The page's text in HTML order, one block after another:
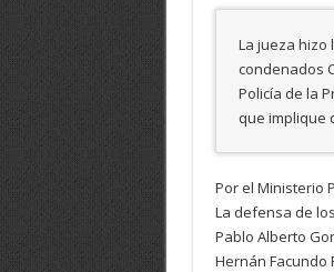
La jueza hizo
condenados
Policía de la
que implique
Por el Ministerio
La defensa de
Pablo Alberto
Hernán Facundo